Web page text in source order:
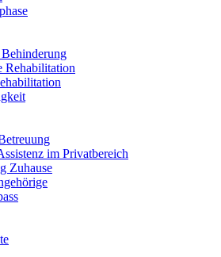
Rehabilitation
im Privatbereich
Zuhause